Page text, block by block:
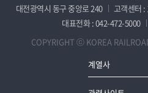
대전광역시 동구 중앙로 240
고객센터
대표전화 : 042-472-5000
COPYRIGHT ⓒ KOREA
계열사